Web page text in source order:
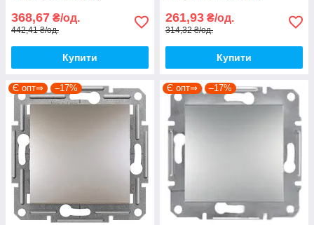
368,67 ₴/од.
442,41 ₴/од.
Купити
261,93 ₴/од.
314,32 ₴/од.
Купити
Є опт⇒ –17% Є опт⇒ –17%